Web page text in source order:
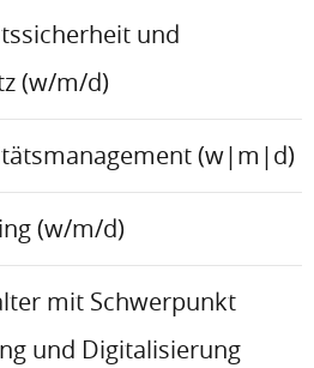
und
(w/m/d)
(w|m|d)
(w/m/d)
mit Schwerpunkt
und Digitalisierung